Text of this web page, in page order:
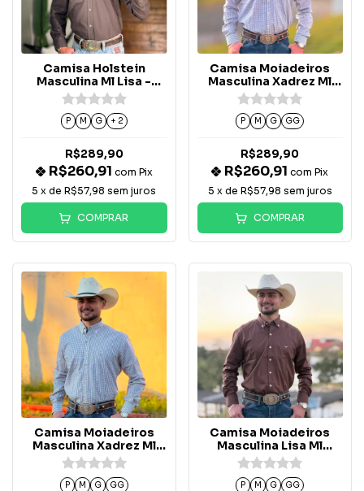
Camisa Holstein
Masculina Ml Lisa -
Chumbo
P M G + 2
R$289,90
R$260,91 com Pix
5 x deR$57,98 sem juros
COMPRAR
Camisa Moiadeiros
Masculina Xadrez Ml
Logo Verde - CML2531
P M G GG
R$289,90
R$260,91com Pix
5 x de R$57,98 sem juros
COMPRAR
Camisa Moiadeiros
Masculina Xadrez Ml
Logo Marrom -
CML2528
P M G GG
Camisa Moiadeiros
Masculina Lisa Ml
Marrom Logo Bege -
CML2527
P M G GG